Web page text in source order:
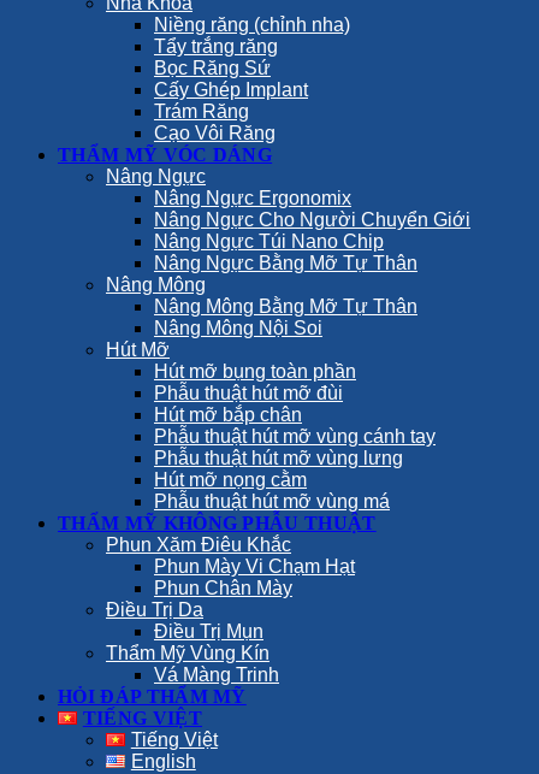
Niềng răng (chỉnh nha)
Tẩy trắng răng
Bọc Răng Sứ
Cấy Ghép Implant
Trám Răng
Cạo Vôi Răng
THẨM MỸ VÓC DÁNG
Nâng Ngực
Nâng Ngực Ergonomix
Nâng Ngực Cho Người Chuyển Giới
Nâng Ngực Túi Nano Chip
Nâng Ngực Bằng Mỡ Tự Thân
Nâng Mông
Nâng Mông Bằng Mỡ Tự Thân
Nâng Mông Nội Soi
Hút Mỡ
Hút mỡ bụng toàn phần
Phẫu thuật hút mỡ đùi
Hút mỡ bắp chân
Phẫu thuật hút mỡ vùng cánh tay
Phẫu thuật hút mỡ vùng lưng
Hút mỡ nọng cằm
Phẫu thuật hút mỡ vùng má
THẨM MỸ KHÔNG PHẪU THUẬT
Phun Xăm Điêu Khắc
Phun Mày Vi Chạm Hạt
Phun Chân Mày
Điều Trị Da
Điều Trị Mụn
Thẩm Mỹ Vùng Kín
Vá Màng Trinh
HỎI ĐÁP THẨM MỸ
TIẾNG VIỆT
Tiếng Việt
English